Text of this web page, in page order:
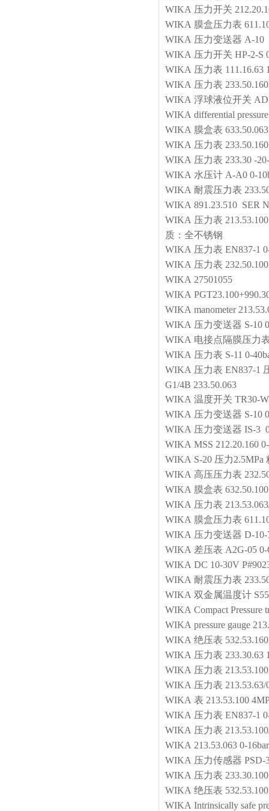
WIKA 压力开关
WIKA 膜盒压力表
WIKA 压力变送器 A-10
WIKA 压力开关 HP-2-S
WIKA 压力表 111.16.63
WIKA 压力表
WIKA 浮球液位开关
WIKA differential
WIKA 膜盒表
WIKA 压力表
WIKA 压力表 233.30 -
WIKA 水压计 A-A0 0-
WIKA 耐震压力表
WIKA 891.23.510 SER
WIKA 压力表
质：全不锈钢
WIKA 压力表 EN837-1
WIKA 压力表
WIKA 27501055
WIKA
WIKA manometer
WIKA 压力变送器 S-10
WIKA 电接点隔膜压力
WIKA 压力表 S-11 0-
WIKA 压力表 EN837-1
G1/4B 233.50.063
WIKA 温度开关 TR30-
WIKA 压力变送器 S-10
WIKA 压力变送器 IS-3
WIKA MSS 212.20.160
WIKA S-20 压力2.5MPa
WIKA 高压压力表
WIKA 膜盒表
WIKA 压力表
WIKA 膜盒压力表
WIKA 压力变送器 D-
WIKA 差压表 A2G-05 0-
WIKA DC 10-30V
WIKA 耐震压力表
WIKA 双金属温度计
WIKA Compact Pressure
WIKA pressure gauge
WIKA 绝压表
WIKA 压力表 233.30.63
WIKA 压力表
WIKA 压力表
WIKA 表 213.53.100
WIKA 压力表 EN837-1
WIKA 压力表
WIKA 213.53.063 0-
WIKA 压力传感器 PSD-
WIKA 压力表
WIKA 绝压表
WIKA Intrinsically safe